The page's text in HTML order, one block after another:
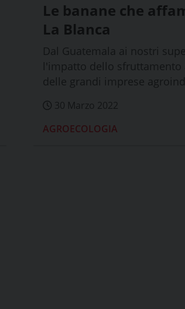
Le banane che
La Blanca
Dal Guatemala ai nostri
l'impatto dello sfruttamento
delle grandi imprese
30 Marzo 2022
AGROECOLOGIA